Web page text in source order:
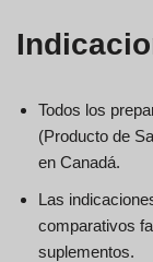
Todos los
(Producto de
en Canadá.
Las
comparativos
suplementos.